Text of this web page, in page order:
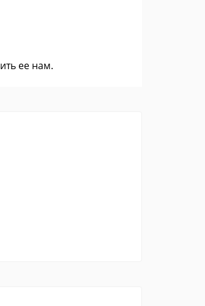
ее нам.